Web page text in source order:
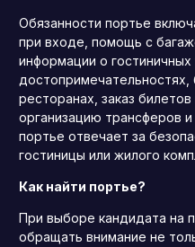
Обязанности портье
при входе, помощь с
информации о гостиничных
достопримечательностях,
ресторанах, заказ
организацию трансферов
портье отвечает за
гостиницы или жилого
Как найти портье?
При выборе кандидата на
обращать внимание не